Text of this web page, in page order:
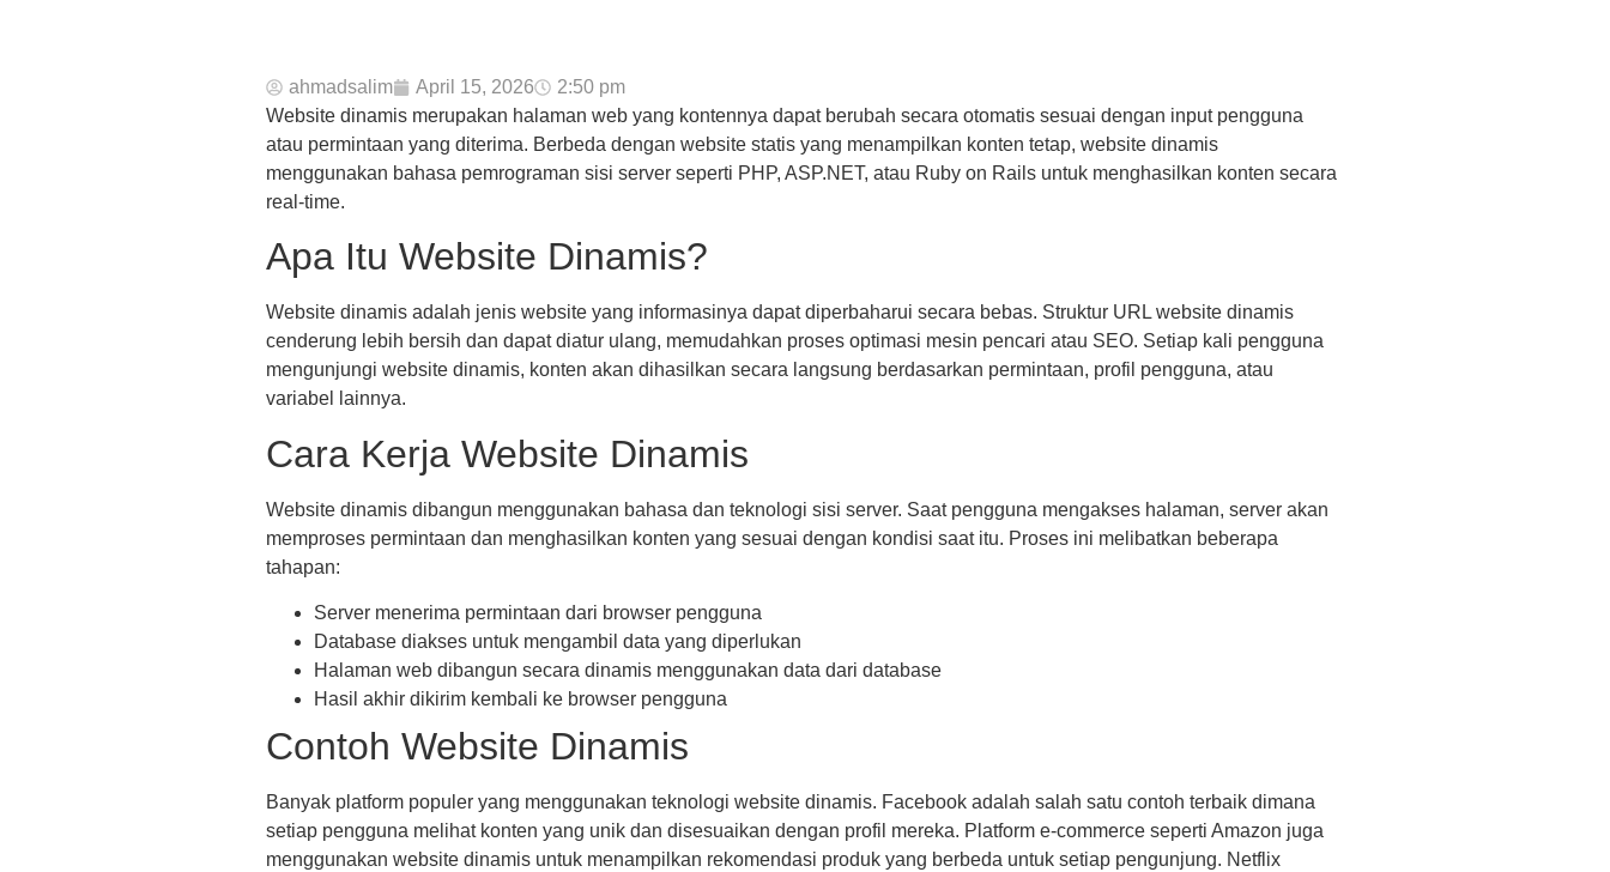
ahmadsalim April 15, 2026
2:50 pm
Website dinamis merupakan halaman web yang kontennya dapat berubah secara otomatis sesuai dengan input pengguna
atau permintaan yang diterima. Berbeda dengan website statis yang menampilkan konten tetap, website dinamis
menggunakan bahasa pemrograman sisi server seperti PHP, ASP.NET, atau Ruby on Rails untuk menghasilkan konten secara
real-time.
Apa Itu Website Dinamis?
Website dinamis adalah jenis website yang informasinya dapat diperbaharui secara bebas. Struktur URL website dinamis
cenderung lebih bersih dan dapat diatur ulang, memudahkan proses optimasi mesin pencari atau SEO. Setiap kali pengguna
mengunjungi website dinamis, konten akan dihasilkan secara langsung berdasarkan permintaan, profil pengguna, atau
variabel lainnya.
Cara Kerja Website Dinamis
Website dinamis dibangun menggunakan bahasa dan teknologi sisi server. Saat pengguna mengakses halaman, server akan
memproses permintaan dan menghasilkan konten yang sesuai dengan kondisi saat itu. Proses ini melibatkan beberapa
tahapan:
Server menerima permintaan dari browser pengguna
Database diakses untuk mengambil data yang diperlukan
Halaman web dibangun secara dinamis menggunakan data dari database
Hasil akhir dikirim kembali ke browser pengguna
Contoh Website Dinamis
Banyak platform populer yang menggunakan teknologi website dinamis. Facebook adalah salah satu contoh terbaik dimana
setiap pengguna melihat konten yang unik dan disesuaikan dengan profil mereka. Platform e-commerce seperti Amazon juga
menggunakan website dinamis untuk menampilkan rekomendasi produk yang berbeda untuk setiap pengunjung. Netflix